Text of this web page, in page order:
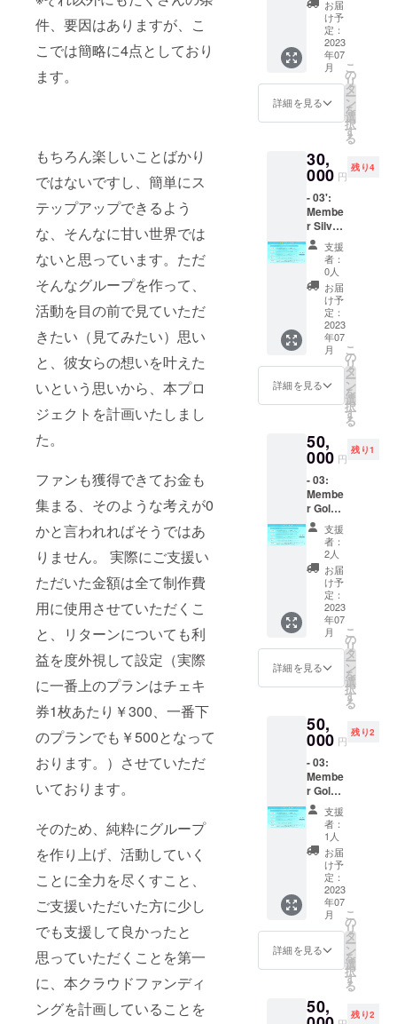
件、要因はありますが、こ
こでは簡略に4点としており
ます。
もちろん楽しいことばかり
ではないですし、簡単にス
テップアップできるよう
な、そんなに甘い世界では
ないと思っています。ただ
そんなグループを作って、
活動を目の前で見ていただ
きたい（見てみたい）思い
と、彼女らの想いを叶えた
いという思いから、本プロ
ジェクトを計画いたしまし
た。
ファンも獲得できてお金も
集まる、そのような考えが0
かと言われればそうではあ
りません。 実際にご支援い
ただいた金額は全て制作費
用に使用させていただくこ
と、リターンについても利
益を度外視して設定（実際
に一番上のプランはチェキ
券1枚あたり￥300、一番下
のプランでも￥500となって
おります。）させていただ
いております。
そのため、純粋にグループ
を作り上げ、活動していく
ことに全力を尽くすこと、
ご支援いただいた方に少し
でも支援して良かったと
思っていただくことを第一
に、本クラウドファンディ
ングを計画していることを
ので、
予めご
了承く
ださ
い。
動画 ※
ご支援
時、必
ず備考
欄にご
希望の
お名前
字以
内）を
ご記入
くださ
い。 ※
第三者
を特定
する名
前や公
序良俗
に反す
るお名
前はお
呼びい
たしか
ねます
ので、
い。
ンチェ
キ券60
枚 ・デ
ビュー
ライブ
リハー
サル見
学 ・デ
ビュー
VIPチ
ケット
・デ
ビュー
前限定
イベン
ト ・あ
なただ
けの限
定お礼
動画 ※
ご支援
時、必
ず備考
欄にご
希望の
お名前
字以
内）を
ご記入
くださ
い。 ※
第三者
を特定
する名
前や公
序良俗
に反す
るお名
前はお
呼びい
たしか
ねます
ので、
い。
お届
け予
定：
2023
年07
月
詳細を見る
こ
の
リ
タ
ー
ン
を
選
択
す
る
30,
000 円
残り4
- 03':
Membe
r Silver
Plan -
（星乃
りん）
・サイ
ンチェ
キ券60
枚 ・デ
ビュー
ライブ
リハー
サル見
学 ・デ
ビュー
VIPチ
ケット
・デ
ビュー
前限定
イベン
ト ・あ
なただ
けの限
定お礼
動画 ※
ご支援
時、必
ず備考
欄にご
希望の
お名前
字以
内）を
ご記入
くださ
い。 ※
第三者
を特定
する名
前や公
序良俗
に反す
るお名
前はお
呼びい
たしか
ねます
ので、
い。
支援
者：
0人
お届
け予
定：
2023
年07
月
詳細を見る
こ
の
リ
タ
ー
ン
を
選
択
す
る
50,
000 円
残り1
- 03:
Membe
r Gold
Plan -
（望月
せり）
・サイ
ンチェ
キ券100
枚 ・デ
ビュー
ライブ
リハー
サル見
学 ・デ
ビュー
VIPチ
ケット
・デ
ビュー
前限定
イベン
ト ・あ
なただ
けの限
定お礼
動画 ※
ご支援
時、必
ず備考
欄にご
希望の
お名前
字以
内）を
支援
者：
2人
お届
け予
定：
2023
年07
月
詳細を見る
こ
の
リ
タ
ー
ン
を
選
択
す
る
50,
000 円
残り2
- 03:
Membe
r Gold
Plan -
（七瀬
のあ）
・サイ
ンチェ
キ券100
枚 ・デ
ビュー
ライブ
リハー
サル見
学 ・デ
ビュー
VIPチ
ケット
支援
者：
1人
お届
け予
定：
2023
年07
月
詳細を見る
こ
の
リ
タ
ー
ン
を
選
択
す
る
50, 残り2